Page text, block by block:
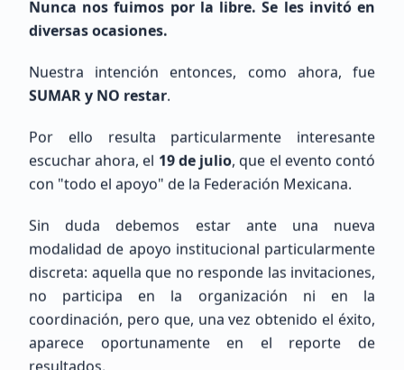
Principiante (SWL / Aspirante)
Pedro Basañez De La Torre
Sin Indicativo
Principiante (SWL / Aspirante)
México, Estado de México, Naucalpan de Juárez
Nunca nos fuimos por la libre. Se les invitó en
diversas ocasiones.
Nuestra intención entonces, como ahora, fue
SUMAR y NO restar.
Por ello resulta particularmente interesante
escuchar ahora, el 19 de julio, que el evento contó
con "todo el apoyo" de la Federación Mexicana.
Sin duda debemos estar ante una nueva
modalidad de apoyo institucional particularmente
discreta: aquella que no responde las invitaciones,
no participa en la organización ni en la
coordinación, pero que, una vez obtenido el éxito,
aparece oportunamente en el reporte de
resultados.